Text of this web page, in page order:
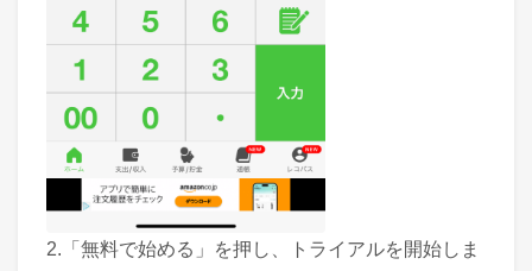
2.「無料で始める」を押し、トライアルを開始しま